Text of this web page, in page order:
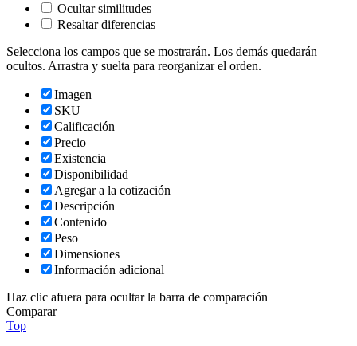
Ocultar similitudes
Resaltar diferencias
Selecciona los campos que se mostrarán. Los demás quedarán
ocultos. Arrastra y suelta para reorganizar el orden.
Imagen
SKU
Calificación
Precio
Existencia
Disponibilidad
Agregar a la cotización
Descripción
Contenido
Peso
Dimensiones
Información adicional
Haz clic afuera para ocultar la barra de comparación
Comparar
Top